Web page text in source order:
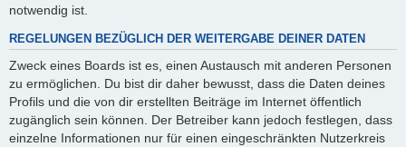
notwendig ist.
REGELUNGEN BEZÜGLICH DER WEITERGABE DEINER DATEN
Zweck eines Boards ist es, einen Austausch mit anderen Personen
zu ermöglichen. Du bist dir daher bewusst, dass die Daten deines
Profils und die von dir erstellten Beiträge im Internet öffentlich
zugänglich sein können. Der Betreiber kann jedoch festlegen, dass
einzelne Informationen nur für einen eingeschränkten Nutzerkreis